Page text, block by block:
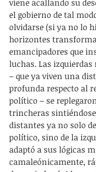
viene acallando su
el gobierno de tal
olvidarse (si ya no lo
horizontes
emancipadores que
luchas. Las izquierdas
– que ya viven una
profunda respecto al
político – se
trincheras
distantes ya no solo
político, sino de la
adaptó a sus lógicas
camaleónicamente,